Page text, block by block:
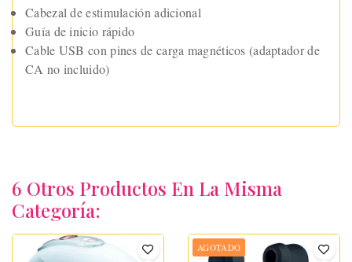
Cabezal de estimulación adicional
Guía de inicio rápido
Cable USB con pines de carga magnéticos (adaptador de
CA no incluido)
6 Otros Productos En La Misma
Categoría:
AGOTADO